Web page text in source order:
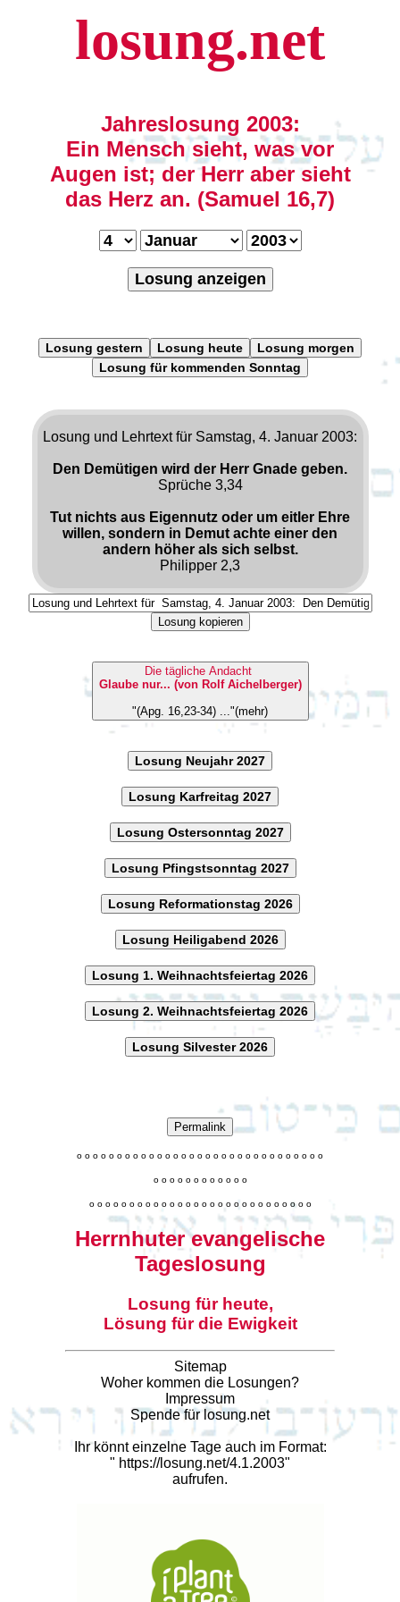
losung.net
Jahreslosung 2003:
Ein Mensch sieht, was vor
Augen ist; der Herr aber sieht
das Herz an. (Samuel 16,7)
Losung anzeigen
Losung gestern Losung heute
Losung morgen
Losung für kommenden Sonntag
Losung und Lehrtext für Samstag, 4. Januar 2003:
Den Demütigen wird der Herr Gnade geben.
Sprüche 3,34
Tut nichts aus Eigennutz oder um eitler Ehre
willen, sondern in Demut achte einer den
andern höher als sich selbst.
Philipper 2,3
Losung kopieren
Die tägliche Andacht
Glaube nur... (von Rolf Aichelberger)
"(Apg. 16,23-34) ..."(mehr)
Losung Neujahr 2027
Losung Karfreitag 2027
Losung Ostersonntag 2027
Losung Pfingstsonntag 2027
Losung Reformationstag 2026
Losung Heiligabend 2026
Losung 1. Weihnachtsfeiertag 2026
Losung 2. Weihnachtsfeiertag 2026
Losung Silvester 2026
Permalink
o o o o o o o o o o o o o o o o o o o o o o o o o o o o o o o
o o o o o o o o o o o o
o o o o o o o o o o o o o o o o o o o o o o o o o o o o
Herrnhuter evangelische
Tageslosung
Losung für heute,
Lösung für die Ewigkeit
Sitemap
Woher kommen die Losungen?
Impressum
Spende für losung.net
Ihr könnt einzelne Tage auch im Format:
" https://losung.net/4.1.2003"
aufrufen.